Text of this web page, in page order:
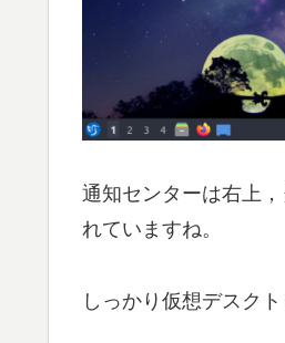
通知センターは右上
れていますね。
しっかり仮想デスク